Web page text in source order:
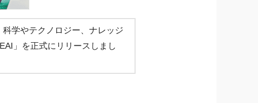
学やテクノロジー、ナレッジ
」を正式にリリースしまし